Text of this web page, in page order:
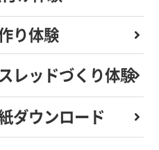
り体験
レッドづくり体験
ダウンロード